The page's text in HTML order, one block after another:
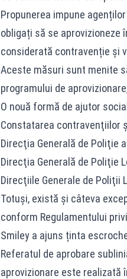
Propunerea impune
obligați să se aprovizioneze
considerată contravenție și
Aceste măsuri sunt menite
programului de
O nouă formă de ajutor
Constatarea contravenţiilor
Direcţia Generală de Poliţie
Direcţia Generală de Poliţie
Direcţiile Generale de Poliţii
Totuși, există și câteva
conform Regulamentului
Smiley a ajuns ținta
Referatul de aprobare
aprovizionare este realizată